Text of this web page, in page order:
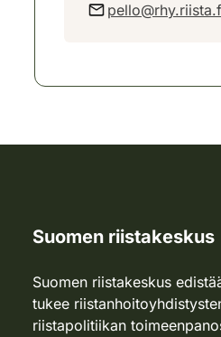
Suomen riistakeskus
Suomen riistakeskus
tukee
riistapolitiikan